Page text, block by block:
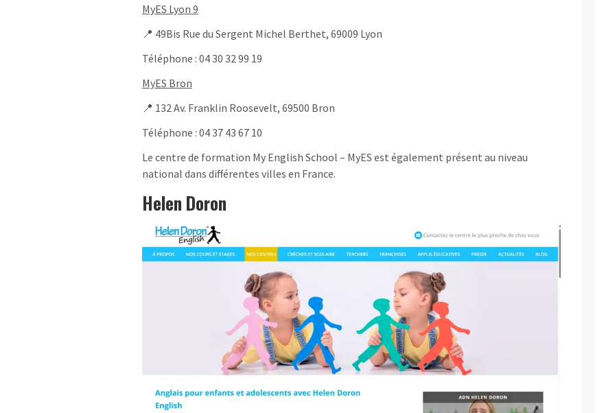
MyES Lyon 9
📍 49Bis Rue du Sergent Michel Berthet, 69009 Lyon
Téléphone : 04 30 32 99 19
MyES Bron
📍 132 Av. Franklin Roosevelt, 69500 Bron
Téléphone : 04 37 43 67 10
Le centre de formation My English School – MyES est également présent au niveau
national dans différentes villes en France.
Helen Doron